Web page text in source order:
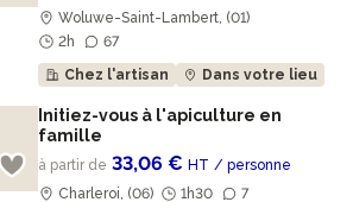
Woluwe-Saint-Lambert, (01)
2h
67
Chez l'artisan
Dans votre lieu
Initiez-vous à l'apiculture en
famille
à partir de 33,06 €HT / personne
Charleroi, (06)
1h30
7